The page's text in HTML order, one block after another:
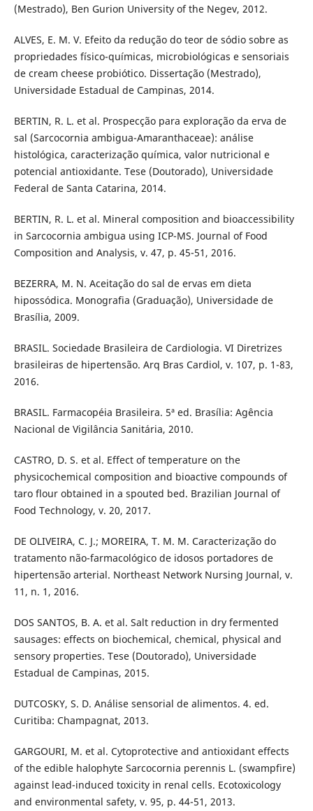
(Mestrado), Ben Gurion University of the Negev, 2012.
ALVES, E. M. V. Efeito da redução do teor de sódio sobre as
propriedades físico-químicas, microbiológicas e sensoriais
de cream cheese probiótico. Dissertação (Mestrado),
Universidade Estadual de Campinas, 2014.
BERTIN, R. L. et al. Prospecção para exploração da erva de
sal (Sarcocornia ambigua-Amaranthaceae): análise
histológica, caracterização química, valor nutricional e
potencial antioxidante. Tese (Doutorado), Universidade
Federal de Santa Catarina, 2014.
BERTIN, R. L. et al. Mineral composition and bioaccessibility
in Sarcocornia ambigua using ICP-MS. Journal of Food
Composition and Analysis, v. 47, p. 45-51, 2016.
BEZERRA, M. N. Aceitação do sal de ervas em dieta
hipossódica. Monografia (Graduação), Universidade de
Brasília, 2009.
BRASIL. Sociedade Brasileira de Cardiologia. VI Diretrizes
brasileiras de hipertensão. Arq Bras Cardiol, v. 107, p. 1-83,
2016.
BRASIL. Farmacopéia Brasileira. 5ª ed. Brasília: Agência
Nacional de Vigilância Sanitária, 2010.
CASTRO, D. S. et al. Effect of temperature on the
physicochemical composition and bioactive compounds of
taro flour obtained in a spouted bed. Brazilian Journal of
Food Technology, v. 20, 2017.
DE OLIVEIRA, C. J.; MOREIRA, T. M. M. Caracterização do
tratamento não-farmacológico de idosos portadores de
hipertensão arterial. Northeast Network Nursing Journal, v.
11, n. 1, 2016.
DOS SANTOS, B. A. et al. Salt reduction in dry fermented
sausages: effects on biochemical, chemical, physical and
sensory properties. Tese (Doutorado), Universidade
Estadual de Campinas, 2015.
DUTCOSKY, S. D. Análise sensorial de alimentos. 4. ed.
Curitiba: Champagnat, 2013.
GARGOURI, M. et al. Cytoprotective and antioxidant effects
of the edible halophyte Sarcocornia perennis L. (swampfire)
against lead-induced toxicity in renal cells. Ecotoxicology
and environmental safety, v. 95, p. 44-51, 2013.